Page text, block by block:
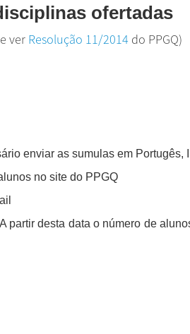
ofertadas
ver Resolução 11/2014do PPGQ)
enviar as sumulas em Portugês,
no site do PPGQ
desta data o número de